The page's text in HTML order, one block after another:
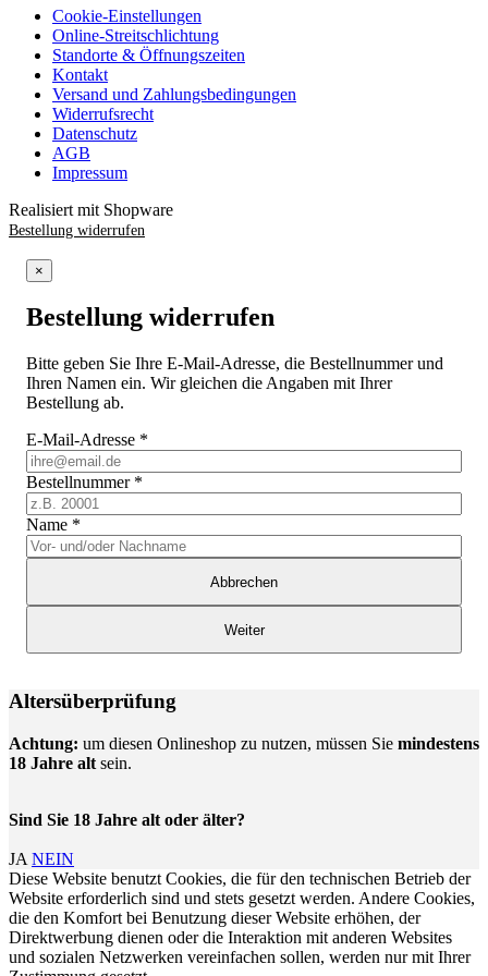
Cookie-Einstellungen
Online-Streitschlichtung
Standorte & Öffnungszeiten
Kontakt
Versand und Zahlungsbedingungen
Widerrufsrecht
Datenschutz
AGB
Impressum
Realisiert mit Shopware
Bestellung widerrufen
×
Bestellung widerrufen
Bitte geben Sie Ihre E-Mail-Adresse, die Bestellnummer und
Ihren Namen ein. Wir gleichen die Angaben mit Ihrer
Bestellung ab.
E-Mail-Adresse *
Bestellnummer *
Name *
Abbrechen
Weiter
Altersüberprüfung
Achtung: um diesen Onlineshop zu nutzen, müssen Sie mindestens
18 Jahre alt sein.
Sind Sie 18 Jahre alt oder älter?
JA NEIN
Diese Website benutzt Cookies, die für den technischen Betrieb der
Website erforderlich sind und stets gesetzt werden. Andere Cookies,
die den Komfort bei Benutzung dieser Website erhöhen, der
Direktwerbung dienen oder die Interaktion mit anderen Websites
und sozialen Netzwerken vereinfachen sollen, werden nur mit Ihrer